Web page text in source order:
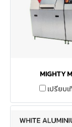
MIGHTY
เปรียบ